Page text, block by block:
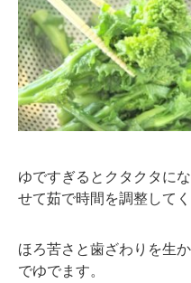
ゆですぎるとクタクタに
せて茹で時間を調整してく
ほろ苦さと歯ざわりを生
でゆでます。